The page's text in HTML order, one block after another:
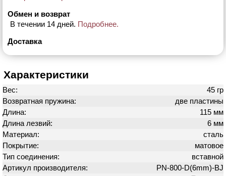
Обмен и возврат
В течении 14 дней. Подробнее.
Доставка
Характеристики
Вес:
45 гр
Возвратная пружина:
две пластины
Длина:
115 мм
Длина лезвий:
6 мм
Материал:
сталь
Покрытие:
матовое
Тип соединения:
вставной
Артикул производителя:
PN-800-D(6mm)-BJ